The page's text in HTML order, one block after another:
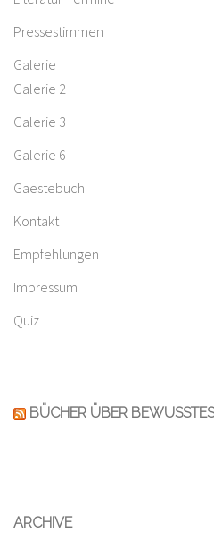
Pressestimmen
Galerie
Galerie 2
Galerie 3
Galerie 6
Gaestebuch
Kontakt
Empfehlungen
Impressum
Quiz
BÜCHER ÜBER
ARCHIVE